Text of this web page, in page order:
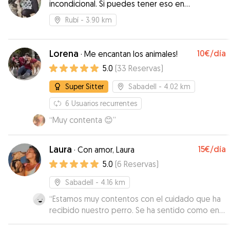
palabras para agradecer lo que han hecho por
mi perrita. Muchas gracias 🫂 Espero poder
incondicional. Si puedes tener eso en
tu vida, las cosas no serán tan malas.”
Rubí - 3.90 km
Lorena · Me encantan los animales! 10€/día
5.0 (33 Reservas)
Super Sitter Sabadell - 4.02 km
6 Usuarios recurrentes
“Muy contenta 😊”
Laura · Con amor, Laura 15€/día
5.0 (6 Reservas)
Sabadell - 4.16 km
“Estamos muy contentos con el cuidado que ha
recibido nuestro perro. Se ha sentido como en
casa, ha estado tranquilo y bien atendido